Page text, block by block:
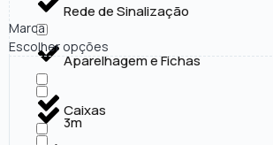
Rede de Sinalização
Aparelhagem e Fichas
Caixas
Marca
Escolher opções
3m